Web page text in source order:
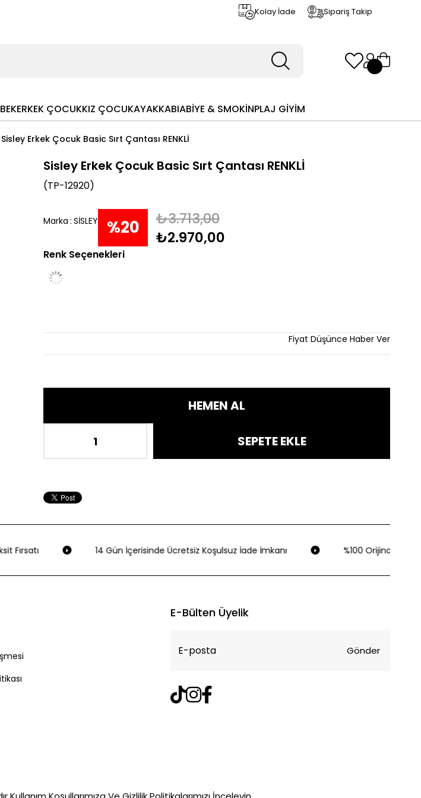
Kolay İade Sipariş Takip
ERKEK ÇOCUKKIZ ÇOCUKAYAKKABIABİYE & SMOKİNPLAJ GİYİM
Sisley Erkek Çocuk Basic Sırt Çantası RENKLİ
Sisley Erkek Çocuk Basic Sırt Çantası RENKLİ
(TP-12920)
Marka : SİSLEY %20
İndirim
₺3.713,00
₺2.970,00
Renk Seçenekleri
Fiyat Düşünce Haber Ver
Fırsatı 14 Gün İçerisinde Ücretsiz Koşulsuz İade İmkanı %100 Orijinal Ürün
E-Bülten Üyelik
Gönder